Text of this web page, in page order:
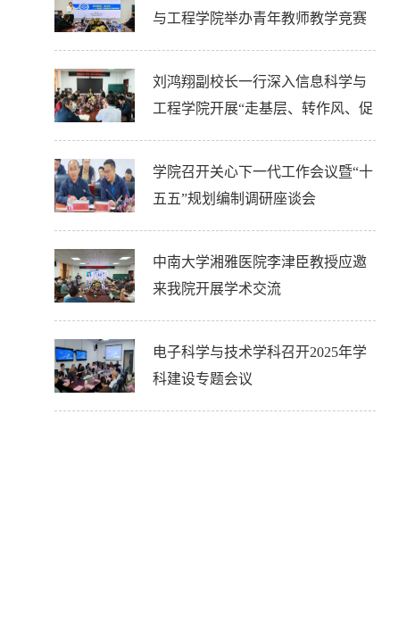
与工程学院举办青年教师教学竞赛
刘鸿翔副校长一行深入信息科学与
工程学院开展“走基层、转作风、促
学院召开关心下一代工作会议暨“十
五五”规划编制调研座谈会
中南大学湘雅医院李津臣教授应邀
来我院开展学术交流
电子科学与技术学科召开2025年学
科建设专题会议